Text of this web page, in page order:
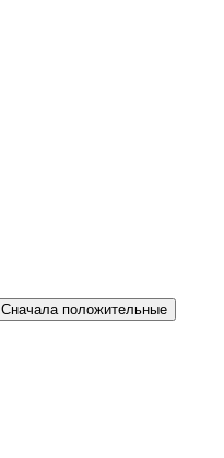
Сначала положительные